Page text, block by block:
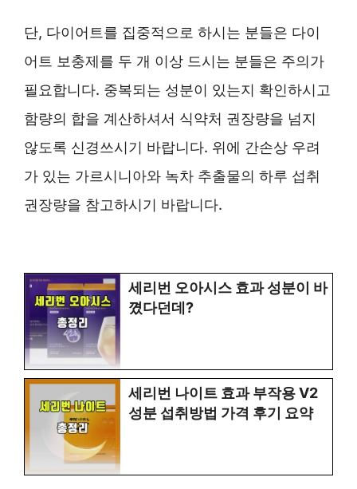
단, 다이어트를 집중적으로 하시는 분들은 다이
어트 보충제를 두 개 이상 드시는 분들은 주의가
필요합니다. 중복되는 성분이 있는지 확인하시고
함량의 합을 계산하셔서 식약처 권장량을 넘지
않도록 신경쓰시기 바랍니다. 위에 간손상 우려
가 있는 가르시니아와 녹차 추출물의 하루 섭취
권장량을 참고하시기 바랍니다.
세리번 오아시스 효과 성분이 바
꼈다던데?
세리번 나이트 효과 부작용 V2
성분 섭취방법 가격 후기 요약